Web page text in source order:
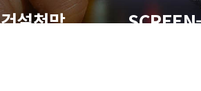
건설천막